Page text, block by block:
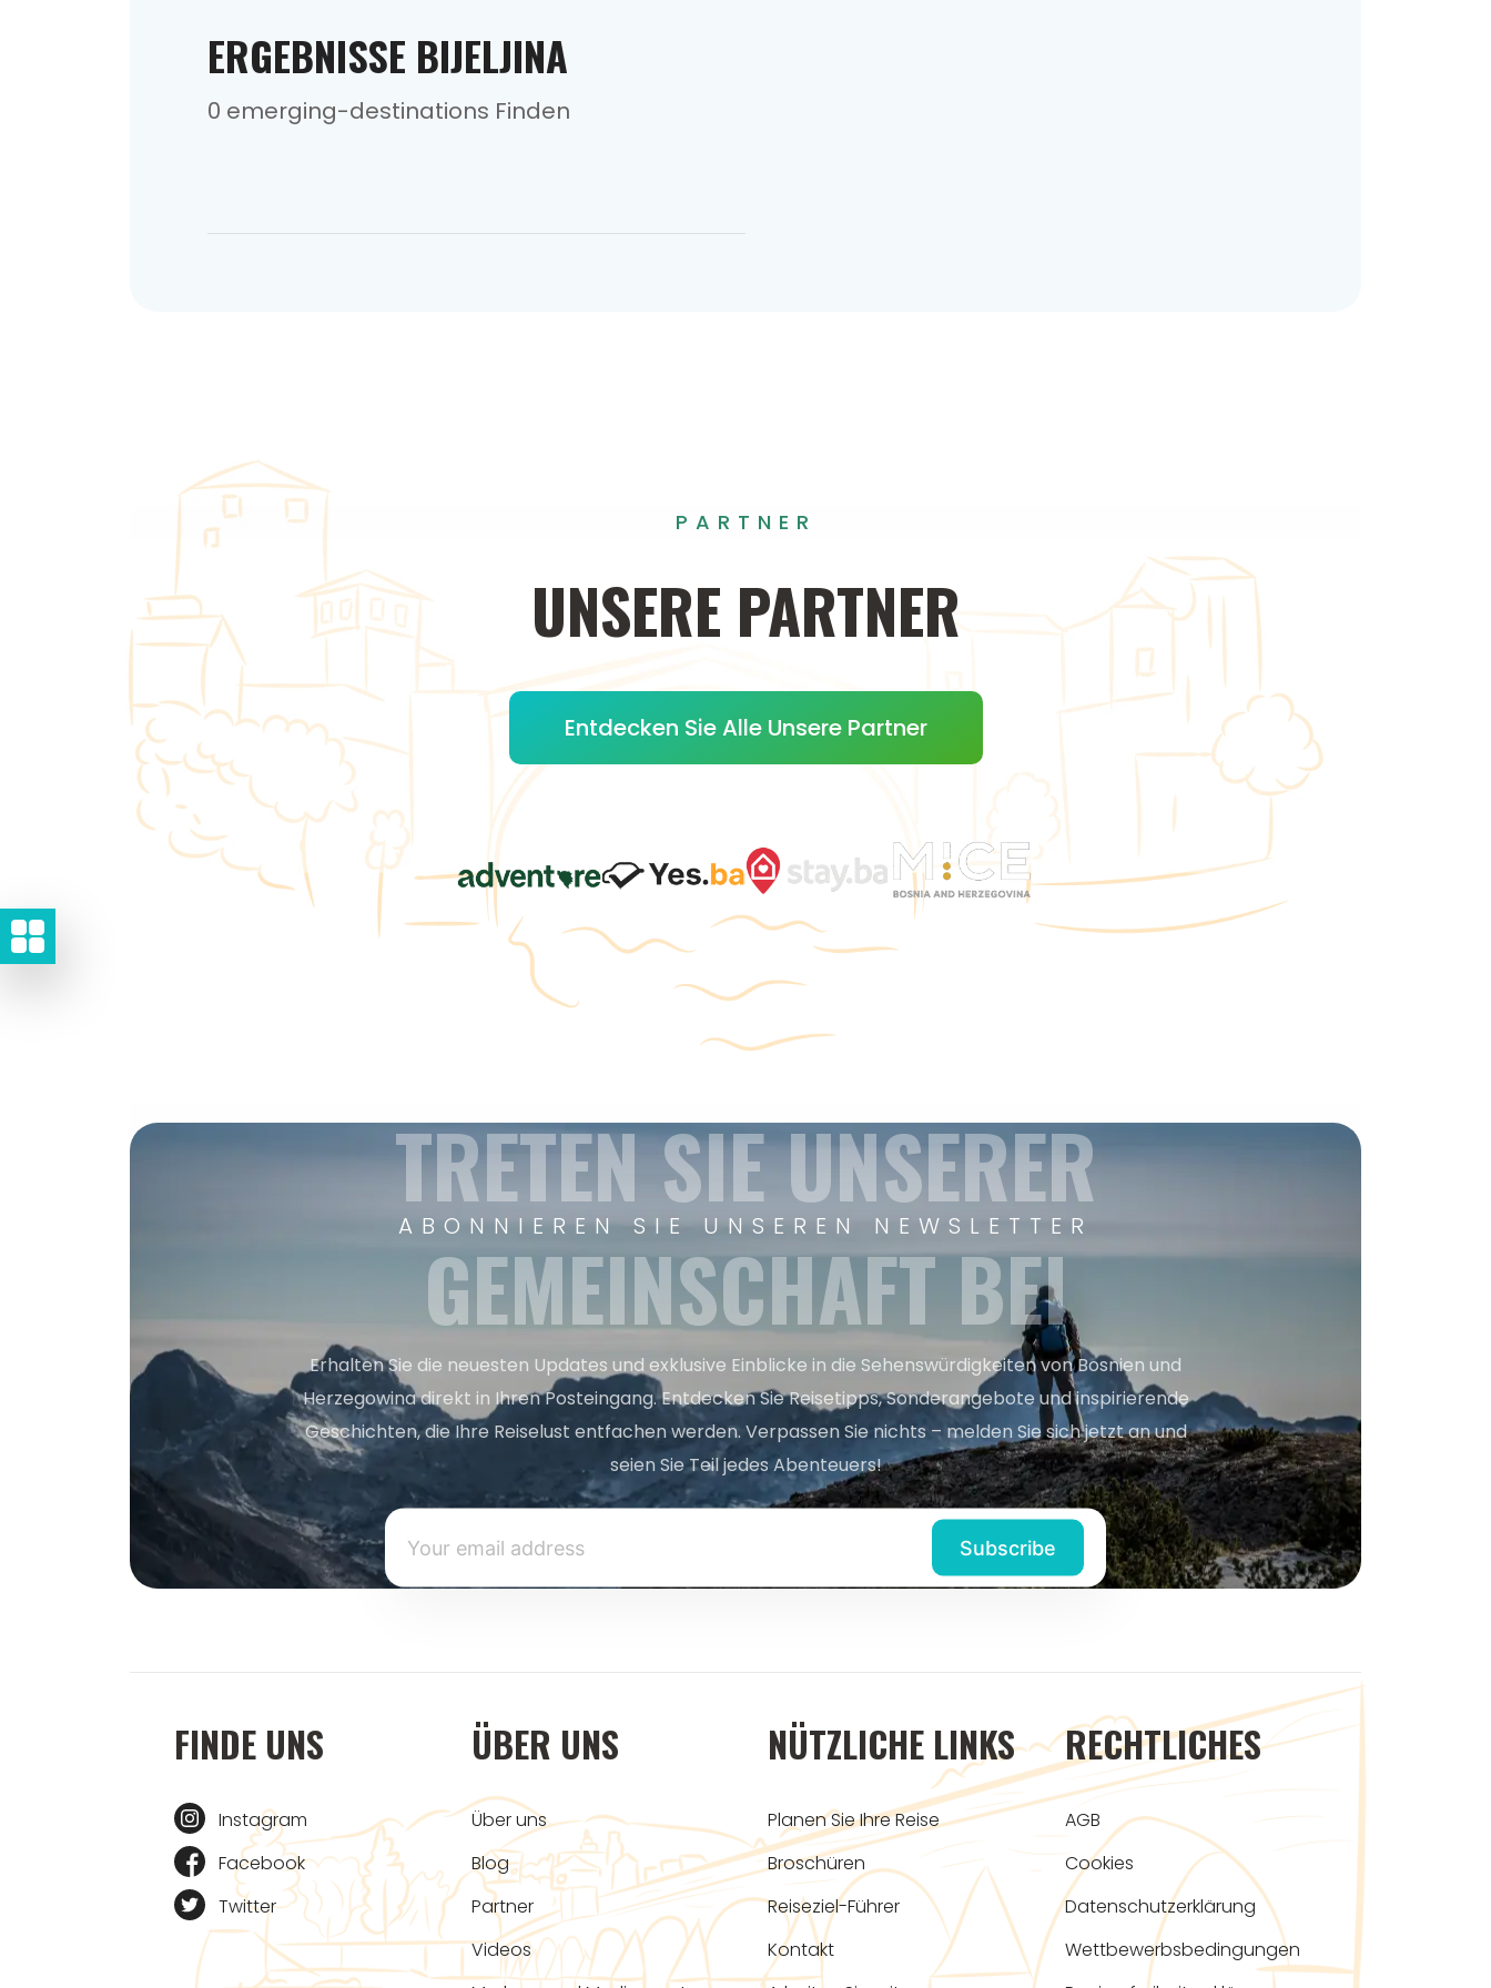
ERGEBNISSE BIJELJINA
0 emerging-destinations Finden
PARTNER
UNSERE PARTNER
Entdecken Sie Alle Unsere Partner
ABONNIEREN SIE UNSEREN NEWSLETTER
TRETEN SIE UNSERER
GEMEINSCHAFT BEI
Erhalten Sie die neuesten Updates und exklusive Einblicke in die Sehenswürdigkeiten von Bosnien und
Herzegowina direkt in Ihren Posteingang. Entdecken Sie Reisetipps, Sonderangebote und inspirierende
Geschichten, die Ihre Reiselust entfachen werden. Verpassen Sie nichts – melden Sie sich jetzt an und
seien Sie Teil jedes Abenteuers!
FINDE UNS
Instagram
Facebook
Twitter
ÜBER UNS
Über uns
Blog
Partner
Videos
NÜTZLICHE LINKS
Planen Sie Ihre Reise
Broschüren
Reiseziel-Führer
Kontakt
RECHTLICHES
AGB
Cookies
Datenschutzerklärung
Wettbewerbsbedingungen